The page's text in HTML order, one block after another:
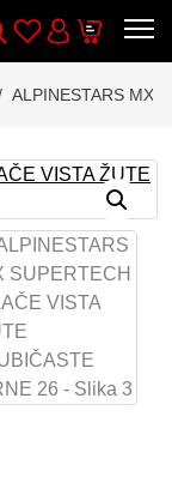
Wishlist
Account
Cart
ALPINESTARS MX